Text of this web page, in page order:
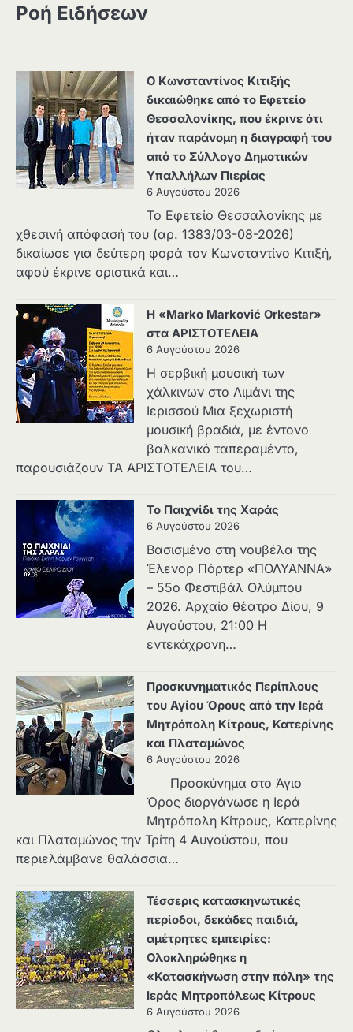
Ροή Ειδήσεων
Ο Κωνσταντίνος Κιτιξής
δικαιώθηκε από το Εφετείο
Θεσσαλονίκης, που έκρινε ότι
ήταν παράνομη η διαγραφή του
από το Σύλλογο Δημοτικών
Υπαλλήλων Πιερίας
6 Αυγούστου 2026
Το Εφετείο Θεσσαλονίκης με
χθεσινή απόφασή του (αρ. 1383/03-08-2026)
δικαίωσε για δεύτερη φορά τον Κωνσταντίνο Κιτιξή,
αφού έκρινε οριστικά και…
Η «Marko Marković Orkestar»
στα ΑΡΙΣΤΟΤΕΛΕΙΑ
6 Αυγούστου 2026
Η σερβική μουσική των
χάλκινων στο Λιμάνι της
Ιερισσού Μια ξεχωριστή
μουσική βραδιά, με έντονο
βαλκανικό ταπεραμέντο,
παρουσιάζουν ΤΑ ΑΡΙΣΤΟΤΕΛΕΙΑ του…
Το Παιχνίδι της Χαράς
6 Αυγούστου 2026
Βασισμένο στη νουβέλα της
Έλενορ Πόρτερ «ΠΟΛΥΑΝΝΑ»
– 55ο Φεστιβάλ Ολύμπου
2026. Αρχαίο θέατρο Δίου, 9
Αυγούστου, 21:00 Η
εντεκάχρονη…
Προσκυνηματικός Περίπλους
του Αγίου Όρους από την Ιερά
Μητρόπολη Κίτρους, Κατερίνης
και Πλαταμώνος
6 Αυγούστου 2026
Προσκύνημα στο Άγιο
Όρος διοργάνωσε η Ιερά
Μητρόπολη Κίτρους, Κατερίνης
και Πλαταμώνος την Τρίτη 4 Αυγούστου, που
περιελάμβανε θαλάσσια…
Τέσσερις κατασκηνωτικές
περίοδοι, δεκάδες παιδιά,
αμέτρητες εμπειρίες:
Ολοκληρώθηκε η
«Κατασκήνωση στην πόλη» της
Ιεράς Μητροπόλεως Κίτρους
6 Αυγούστου 2026